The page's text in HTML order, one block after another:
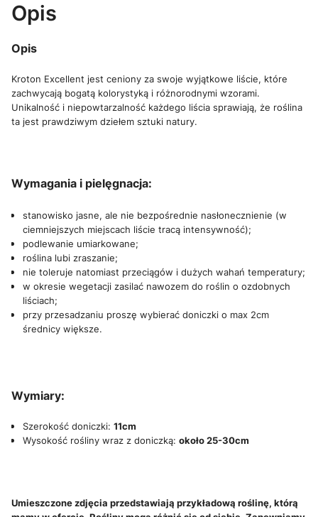
Opis
Opis
Kroton Excellent jest ceniony za swoje wyjątkowe liście, które
zachwycają bogatą kolorystyką i różnorodnymi wzorami.
Unikalność i niepowtarzalność każdego liścia sprawiają, że roślina
ta jest prawdziwym dziełem sztuki natury.
Wymagania i pielęgnacja:
stanowisko jasne, ale nie bezpośrednie nasłonecznienie (w
ciemniejszych miejscach liście tracą intensywność);
podlewanie umiarkowane;
roślina lubi zraszanie;
nie toleruje natomiast przeciągów i dużych wahań temperatury;
w okresie wegetacji zasilać nawozem do roślin o ozdobnych
liściach;
przy przesadzaniu proszę wybierać doniczki o max 2cm
średnicy większe.
Wymiary:
Szerokość doniczki: 11cm
Wysokość rośliny wraz z doniczką: około 25-30cm
Umieszczone zdjęcia przedstawiają przykładową roślinę, którą